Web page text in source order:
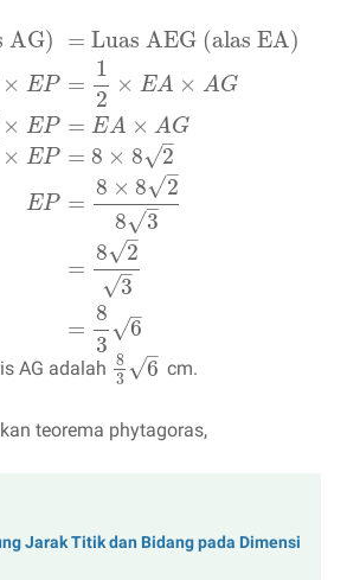
AG)
× EP
× EP
× EP
EP
= Luas AEG (alas EA)
=
1
2
× EA × AG
= EA × AG
= 8 × 8 2
–
√
=
8 × 8 2
–
√
8
3
–
√
=
8 2
–
√
3
–
√
=
8
3
6
–
√
AG adalah 8
3
6
–
√ cm.
teorema phytagoras,
Jarak Titik dan Bidang pada Dimensi